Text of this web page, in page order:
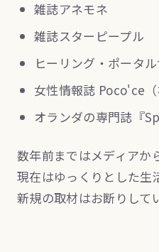
雑誌アネモネ
雑誌スターピープル
ヒーリング・ポータ
女性情報誌 Poco'ce（
オランダの専門誌『
数年前まではメディアか
現在はゆっくりとした生
新規の取材はお断りして